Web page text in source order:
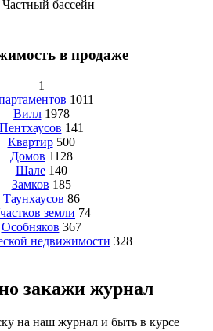
Частный бассейн
в продаже
1
1011
Вилл 1978
Пентхаусов 141
Квартир 500
Домов 1128
Шале 140
Замков 185
Таунхаусов 86
земли 74
Особняков 367
недвижимости 328
закажи журнал
на наш журнал и быть в курсе